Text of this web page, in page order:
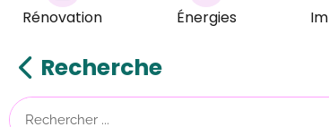
Rénovation Énergies
Recherche